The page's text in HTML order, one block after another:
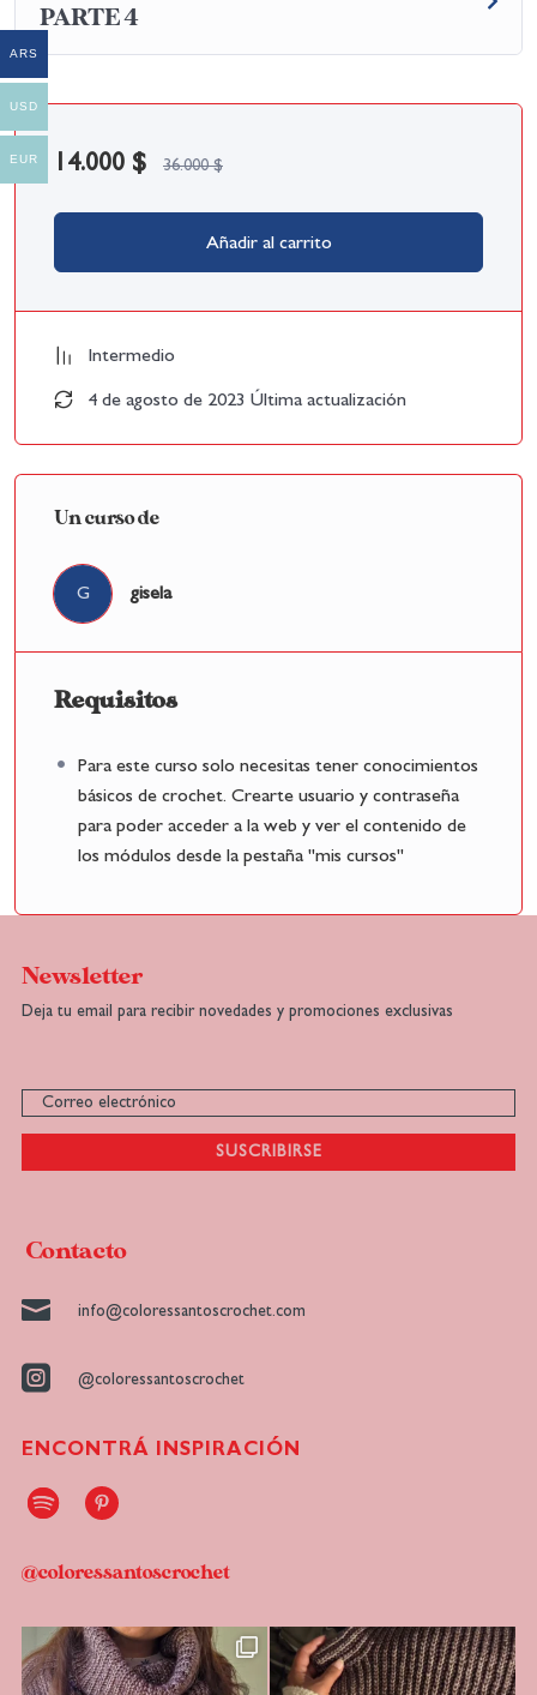
PARTE 4
14.000 $ 36.000$
Añadir al carrito
Intermedio
4 de agosto de 2023 Última actualización
Un curso de
G gisela
Requisitos
Para este curso solo necesitas tener conocimientos
básicos de crochet. Crearte usuario y contraseña
para poder acceder a la web y ver el contenido de
los módulos desde la pestaña "mis cursos"
Newsletter
Deja tu email para recibir novedades y promociones exclusivas
SUSCRIBIRSE
Contacto
 info@coloressantoscrochet.com
 @coloressantoscrochet
ENCONTRÁ INSPIRACIÓN
@coloressantoscrochet
ARS
USD
EUR